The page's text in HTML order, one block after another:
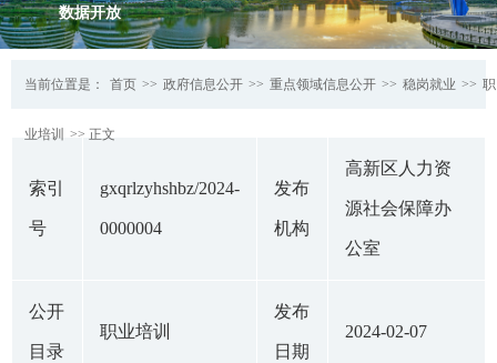
数据开放
当前位置是： 首页 >> 政府信息公开 >> 重点领域信息公开 >> 稳岗就业 >> 职
业培训 >> 正文
索引
号
gxqrlzyhshbz/2024-
0000004
发布
机构
高新区人力资
源社会保障办
公室
公开
目录
职业培训
发布
日期
2024-02-07